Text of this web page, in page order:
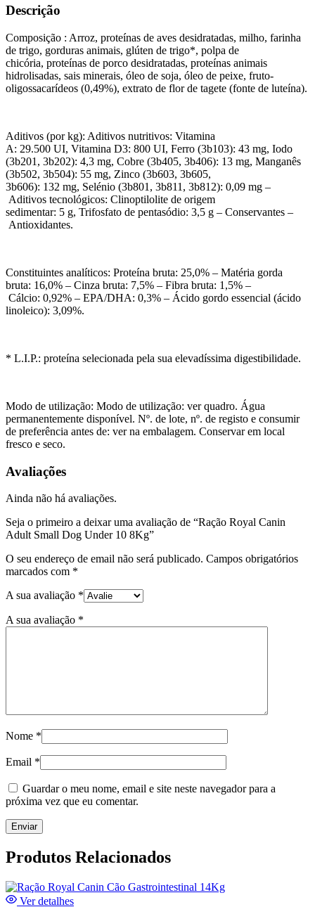
Descrição
Composição : Arroz, proteínas de aves desidratadas, milho, farinha
de trigo, gorduras animais, glúten de trigo*, polpa de
chicória, proteínas de porco desidratadas, proteínas animais
hidrolisadas, sais minerais, óleo de soja, óleo de peixe, fruto-
oligossacarídeos (0,49%), extrato de flor de tagete (fonte de luteína).
Aditivos (por kg): Aditivos nutritivos: Vitamina
A: 29.500 UI, Vitamina D3: 800 UI, Ferro (3b103): 43 mg, Iodo
(3b201, 3b202): 4,3 mg, Cobre (3b405, 3b406): 13 mg, Manganês
(3b502, 3b504): 55 mg, Zinco (3b603, 3b605,
3b606): 132 mg, Selénio (3b801, 3b811, 3b812): 0,09 mg –
Aditivos tecnológicos: Clinoptilolite de origem
sedimentar: 5 g, Trifosfato de pentasódio: 3,5 g – Conservantes –
Antioxidantes.
Constituintes analíticos: Proteína bruta: 25,0% – Matéria gorda
bruta: 16,0% – Cinza bruta: 7,5% – Fibra bruta: 1,5% –
Cálcio: 0,92% – EPA/DHA: 0,3% – Ácido gordo essencial (ácido
linoleico): 3,09%.
* L.I.P.: proteína selecionada pela sua elevadíssima digestibilidade.
Modo de utilização: Modo de utilização: ver quadro. Água
permanentemente disponível. Nº. de lote, nº. de registo e consumir
de preferência antes de: ver na embalagem. Conservar em local
fresco e seco.
Avaliações
Ainda não há avaliações.
Seja o primeiro a deixar uma avaliação de “Ração Royal Canin
Adult Small Dog Under 10 8Kg”
O seu endereço de email não será publicado. Campos obrigatórios
marcados com *
A sua avaliação *
A sua avaliação *
Nome *
Email *
Guardar o meu nome, email e site neste navegador para a
próxima vez que eu comentar.
Produtos Relacionados
Ver detalhes